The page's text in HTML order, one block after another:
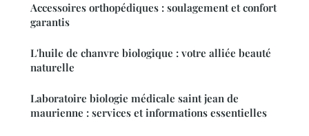
Accessoires orthopédiques : soulagement et confort
garantis
L'huile de chanvre biologique : votre alliée beauté
naturelle
Laboratoire biologie médicale saint jean de
maurienne : services et informations essentielles